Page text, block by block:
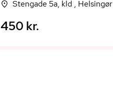
Stengade 5a, kld , Helsingør
450 kr.